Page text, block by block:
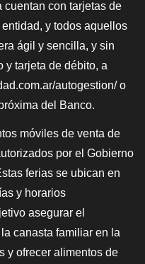
con tarjetas de
y todos aquellos
ágil y sencilla, y sin
y tarjeta de débito, a
autogestion/ o
del Banco.
móviles de venta de
por el Gobierno
ferias se ubican en
y horarios
asegurar el
canasta familiar en la
y ofrecer alimentos de